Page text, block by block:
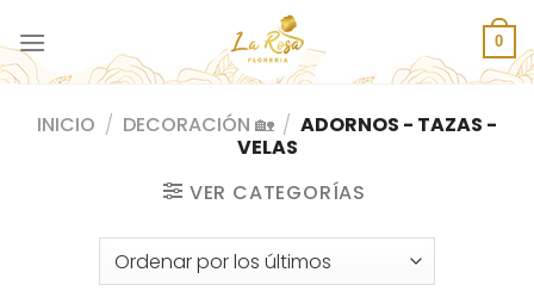
al
contenido
0
INICIO / DECORACIÓN 🏡 / ADORNOS - TAZAS -
VELAS
VER CATEGORÍAS